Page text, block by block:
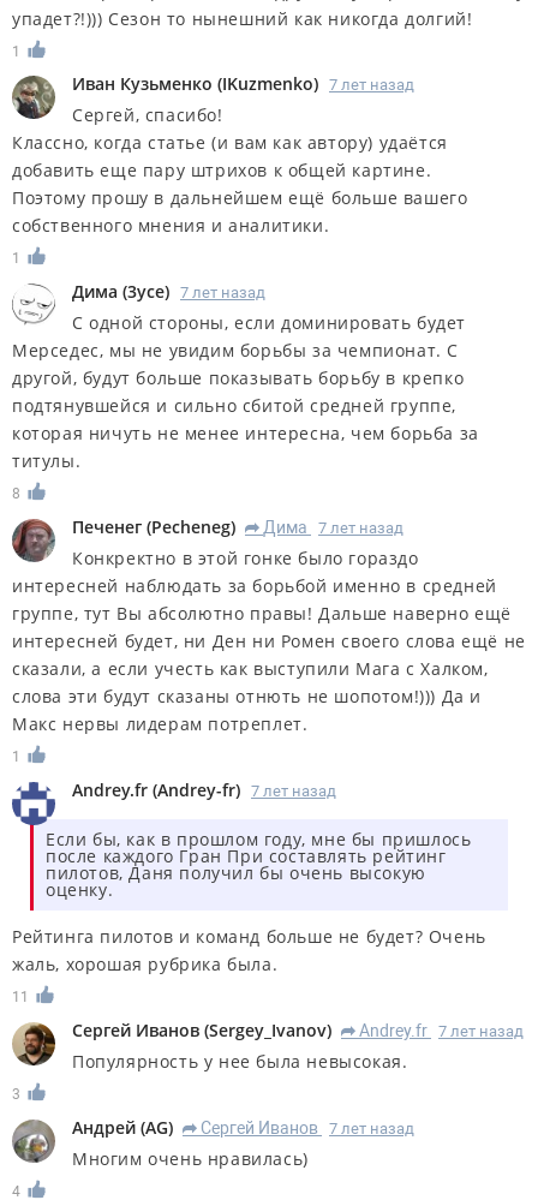
упадет?!))) Сезон то нынешний как никогда долгий!
1
Иван Кузьменко (IKuzmenko) 7 лет назад
Сергей, спасибо!
Классно, когда статье (и вам как автору) удаётся
добавить еще пару штрихов к общей картине.
Поэтому прошу в дальнейшем ещё больше вашего
собственного мнения и аналитики.
1
Дима (3yce) 7 лет назад
С одной стороны, если доминировать будет
Мерседес, мы не увидим борьбы за чемпионат. С
другой, будут больше показывать борьбу в крепко
подтянувшейся и сильно сбитой средней группе,
которая ничуть не менее интересна, чем борьба за
титулы.
8
Печенег (Pecheneg) R Дима 7 лет назад
Конкректно в этой гонке было гораздо
интересней наблюдать за борьбой именно в средней
группе, тут Вы абсолютно правы! Дальше наверно ещё
интересней будет, ни Ден ни Ромен своего слова ещё не
сказали, а если учесть как выступили Мага с Халком,
слова эти будут сказаны отнють не шопотом!))) Да и
Макс нервы лидерам потреплет.
1
Andrey.fr (Andrey-fr) 7 лет назад
Если бы, как в прошлом году, мне бы пришлось
после каждого Гран При составлять рейтинг
пилотов, Даня получил бы очень высокую
оценку.
Рейтинга пилотов и команд больше не будет? Очень
жаль, хорошая рубрика была.
11
Сергей Иванов (Sergey_Ivanov) R Andrey.fr 7 лет назад
Популярность у нее была невысокая.
3
Андрей (AG) R Сергей Иванов 7 лет назад
Многим очень нравилась)
4